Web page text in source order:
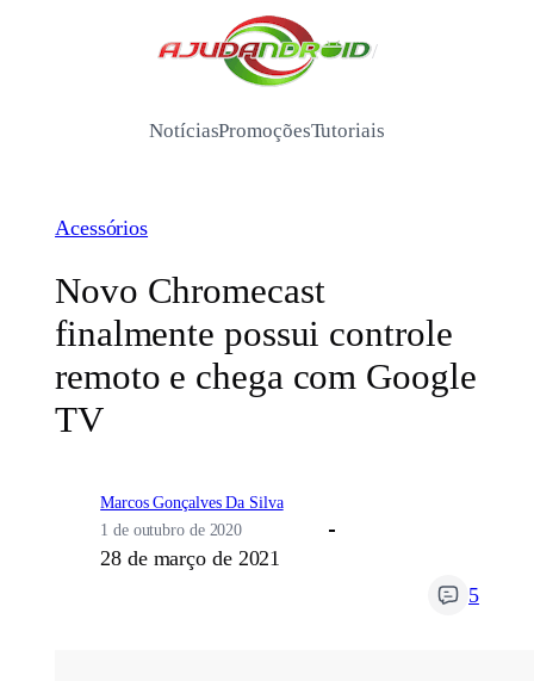
/
NotíciasPromoçõesTutoriais
Acessórios
Novo Chromecast
finalmente possui controle
remoto e chega com Google
TV
Marcos Gonçalves Da Silva
1 de outubro de 2020
28 de março de 2021
5